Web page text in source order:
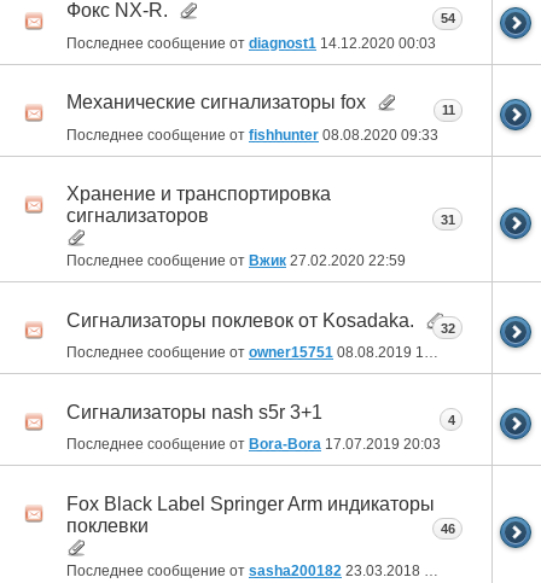
Фокс NX-R.
Последнее сообщение от diagnost1 14.12.2020 00:03
54
Механические сигнализаторы fox
Последнее сообщение от fishhunter 08.08.2020 09:33
11
Хранение и транспортировка
сигнализаторов
Последнее сообщение от Вжик 27.02.2020 22:59
31
Сигнализаторы поклевок от Kosadaka.
Последнее сообщение от owner15751 08.08.2019 10:10
32
Сигнализаторы nash s5r 3+1
Последнее сообщение от Bora-Bora 17.07.2019 20:03
4
Fox Black Label Springer Arm индикаторы
поклевки
Последнее сообщение от sasha200182 23.03.2018
46